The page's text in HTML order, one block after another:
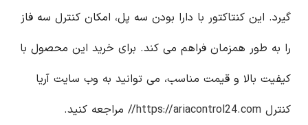
گیرد. این کنتاکتور با دارا بودن سه پل، امکان کنترل سه فاز
را به طور همزمان فراهم می کند. برای خرید این محصول با
کیفیت بالا و قیمت مناسب، می توانید به وب سایت آریا
کنترل https://ariacontrol24.com// مراجعه کنید.